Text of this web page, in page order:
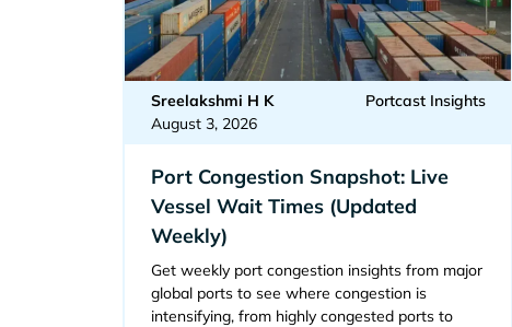
Sreelakshmi H K
August 3, 2026
Portcast Insights
Port Congestion Snapshot: Live
Vessel Wait Times (Updated
Weekly)
Get weekly port congestion insights from major
global ports to see where congestion is
intensifying, from highly congested ports to